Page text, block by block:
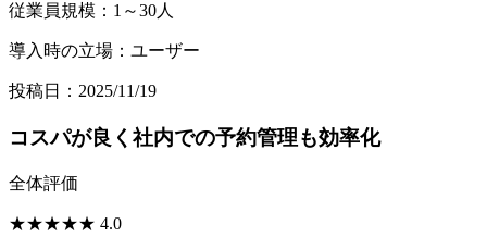
従業員規模：1～30人
導入時の立場：ユーザー
投稿日：2025/11/19
コスパが良く社内での予約管理も効率化
全体評価
★★★★★ 4.0